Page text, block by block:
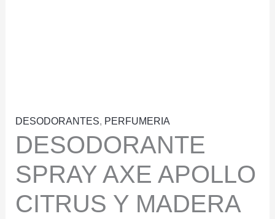
DESODORANTES, PERFUMERIA
DESODORANTE
SPRAY AXE APOLLO
CITRUS Y MADERA